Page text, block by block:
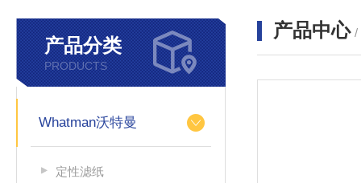
产品分类
PRODUCTS
Whatman沃特曼
定性滤纸
产品中心 /